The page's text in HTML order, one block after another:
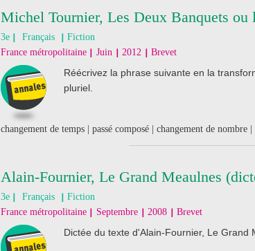
Michel Tournier, Les Deux Banquets
3e Français
Fiction
France métropolitaine Juin 2012 Brevet
Réécrivez la phrase suivante en la
pluriel.
changement de temps | passé composé | changement de
Alain-Fournier, Le Grand Meaulnes
3e Français
Fiction
France métropolitaine Septembre 2008 Brevet
Dictée du texte d'Alain-Fournier, Le Grand